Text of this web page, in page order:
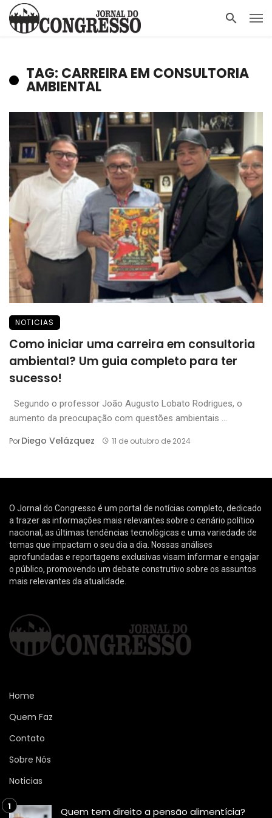
TAG: CARREIRA EM CONSULTORIA
AMBIENTAL
NOTICIAS
Como iniciar uma carreira em consultoria
ambiental? Um guia completo para ter
sucesso!
Segundo o professor João Augusto Lobato Rodrigues, o
aumento da preocupação com questões ambientais ...
PorDiego Velázquez 11 de outubro de 2024
O Jornal do Congresso é um portal de notícias completo, dedicado
a trazer as informações mais relevantes sobre o cenário político
nacional, as últimas tendências tecnológicas e uma variedade de
temas que impactam o seu dia a dia. Nossas análises
aprofundadas e reportagens exclusivas visam informar e engajar
o público, promovendo um debate construtivo sobre os assuntos
mais relevantes da atualidade.
Home
Quem Faz
Contato
Sobre Nós
Noticias
Quem tem direito a pensão alimentícia?